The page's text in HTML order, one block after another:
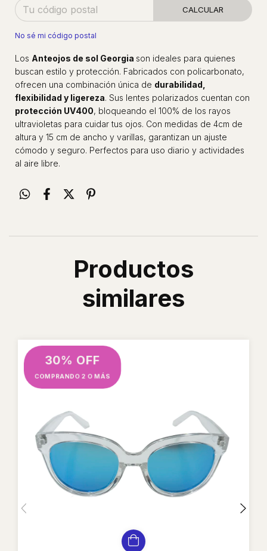
CALCULAR
No sé mi código postal
Los Anteojos de sol Georgia son ideales para quienes
buscan estilo y protección. Fabricados con policarbonato,
ofrecen una combinación única de durabilidad,
flexibilidad y ligereza. Sus lentes polarizados cuentan con
protección UV400, bloqueando el 100% de los rayos
ultravioletas para cuidar tus ojos. Con medidas de 4cm de
altura y 15 cm de ancho y varillas, garantizan un ajuste
cómodo y seguro. Perfectos para uso diario y actividades
al aire libre.
Productos
similares
30% OFF
COMPRANDO 2 O MÁS